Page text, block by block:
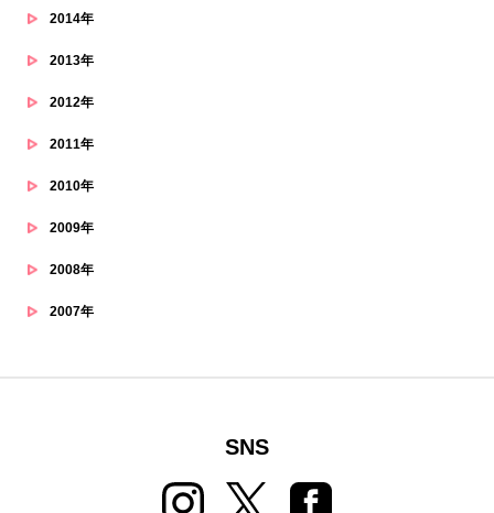
2014年
2013年
2012年
2011年
2010年
2009年
2008年
2007年
SNS